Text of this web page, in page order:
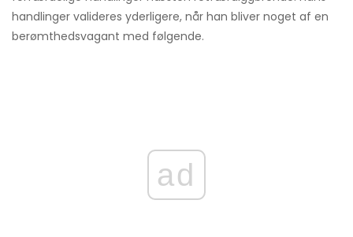
handlinger valideres yderligere, når han bliver noget af en
berømthedsvagant med følgende.
ad